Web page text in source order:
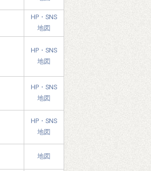
HP・SNS
地図
HP・SNS
地図
HP・SNS
地図
HP・SNS
地図
地図